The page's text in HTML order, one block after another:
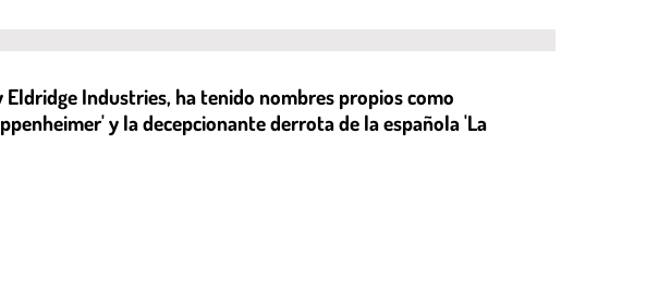
Eldridge Industries, ha tenido nombres propios como
y la decepcionante derrota de la española 'La